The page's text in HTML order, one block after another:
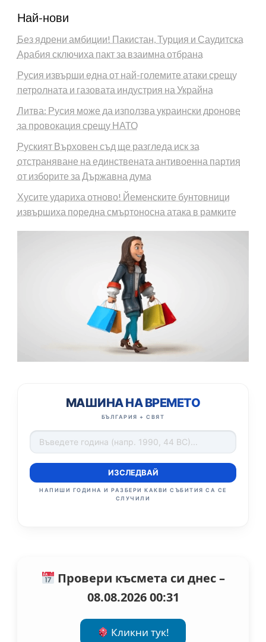
Най-нови
Без ядрени амбиции! Пакистан, Турция и Саудитска
Арабия сключиха пакт за взаимна отбрана
Русия извърши една от най-големите атаки срещу
петролната и газовата индустрия на Украйна
Литва: Русия може да използва украински дронове
за провокация срещу НАТО
Руският Върховен съд ще разгледа иск за
отстраняване на единствената антивоенна партия
от изборите за Държавна дума
Хусите удариха отново! Йеменските бунтовници
извършиха поредна смъртоносна атака в рамките
МАШИНА НА ВРЕМЕТО
БЪЛГАРИЯ + СВЯТ
ИЗСЛЕДВАЙ
НАПИШИ ГОДИНА И РАЗБЕРИ КАКВИ СЪБИТИЯ СА СЕ
СЛУЧИЛИ
Провери късмета си днес –
08.08.2026 00:31
Кликни тук!